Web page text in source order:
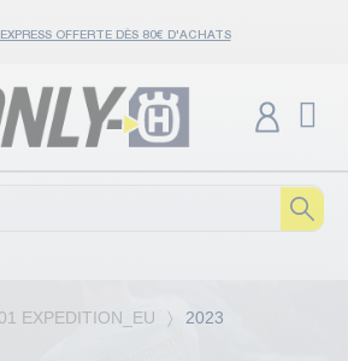
OFFERTE DÈS 80€ D'ACHATS
EXPEDITION_EU 2023